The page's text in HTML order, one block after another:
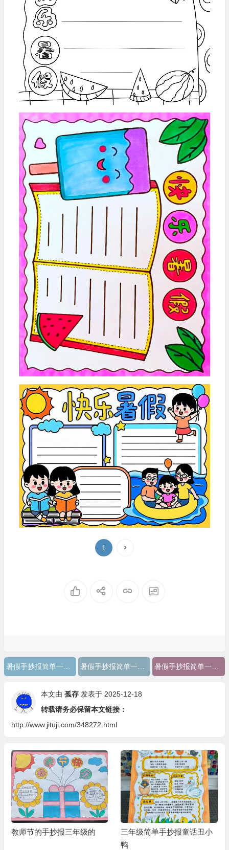
1
本文由 孤存发表于 2025-12-18
转载请务必保留本文链接：
http://www.jituji.com/348272.html
教师节的手抄报三年级的
三年级简单手抄报童话丑小
鸭